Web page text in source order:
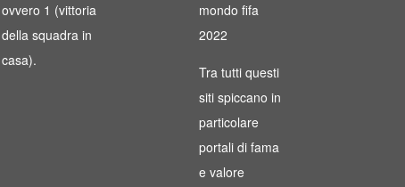
ovvero 1 (vittoria
della squadra in
casa).
mondo fifa
2022
Tra tutti questi
siti spiccano in
particolare
portali di fama
e valore